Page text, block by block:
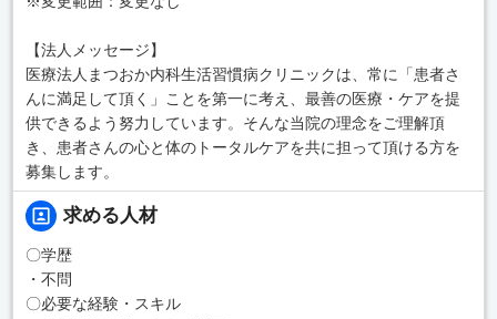
【法人メッセージ】
医療法人まつおか内科生活習慣病クリニックは、常に「患者さ
んに満足して頂く」ことを第一に考え、最善の医療・ケアを提
供できるよう努力しています。そんな当院の理念をご理解頂
き、患者さんの心と体のトータルケアを共に担って頂ける方を
募集します。
求める人材
〇学歴
・不問
〇必要な経験・スキル